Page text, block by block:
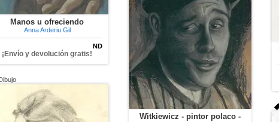
Manos u ofreciendo
Anna Arderiu Gil
ND
¡Envío y devolución gratis!
Witkiewicz - pintor polaco -